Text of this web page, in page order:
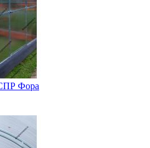
Фора